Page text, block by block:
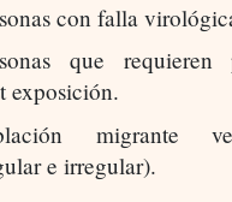
con falla
que requieren
exposición.​
migrante
e irregular).​